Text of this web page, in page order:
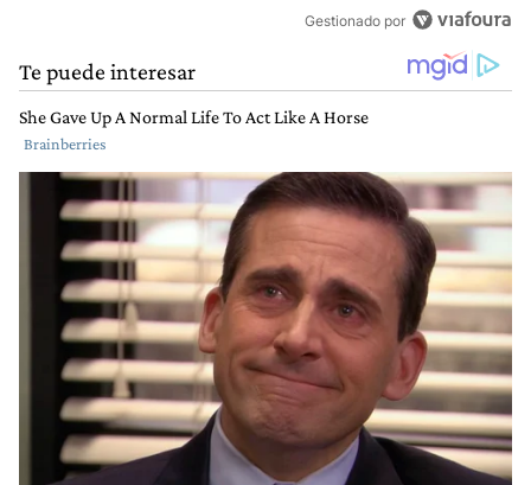
Gestionado por